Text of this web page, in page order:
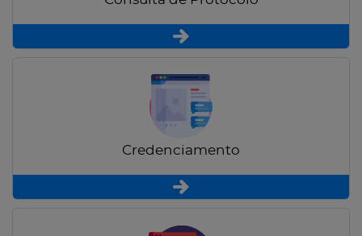
Credenciamento